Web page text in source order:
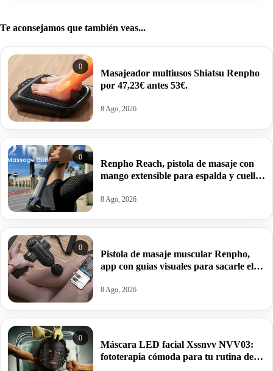
Te aconsejamos que también veas...
0
Masajeador multiusos Shiatsu Renpho
por 47,23€ antes 53€.
8 Ago, 2026
0
Renpho Reach, pistola de masaje con
mango extensible para espalda y cuello
8 Ago, 2026
0
Pistola de masaje muscular Renpho,
app con guías visuales para sacarle el
109,99€.
8 Ago, 2026
0
Máscara LED facial Xssnvv NVV03:
fototerapia cómoda para tu rutina de